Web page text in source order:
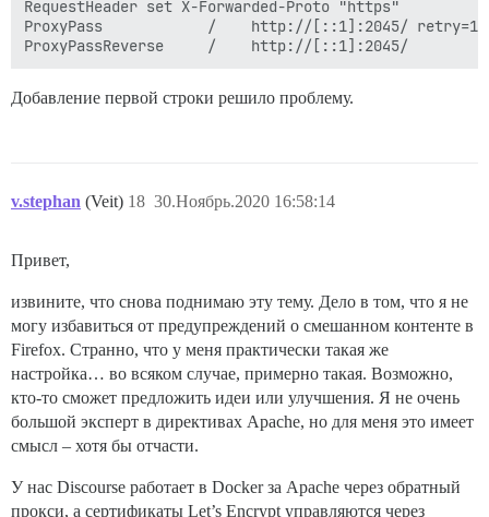
RequestHeader set X-Forwarded-Proto "https"
ProxyPass            /    http://[::1]:2045/ retry=10
Добавление первой строки решило проблему.
v.stephan (Veit) 30.Ноябрь.2020 16:58:14
18
Привет,
извините, что снова поднимаю эту тему. Дело в том, что я не
могу избавиться от предупреждений о смешанном контенте в
Firefox. Странно, что у меня практически такая же
настройка… во всяком случае, примерно такая. Возможно,
кто-то сможет предложить идеи или улучшения. Я не очень
большой эксперт в директивах Apache, но для меня это имеет
смысл – хотя бы отчасти.
У нас Discourse работает в Docker за Apache через обратный
прокси, а сертификаты Let’s Encrypt управляются через